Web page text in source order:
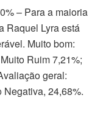
– Para a maioria
Raquel Lyra está
Muito bom:
Ruim 7,21%;
geral:
24,68%.